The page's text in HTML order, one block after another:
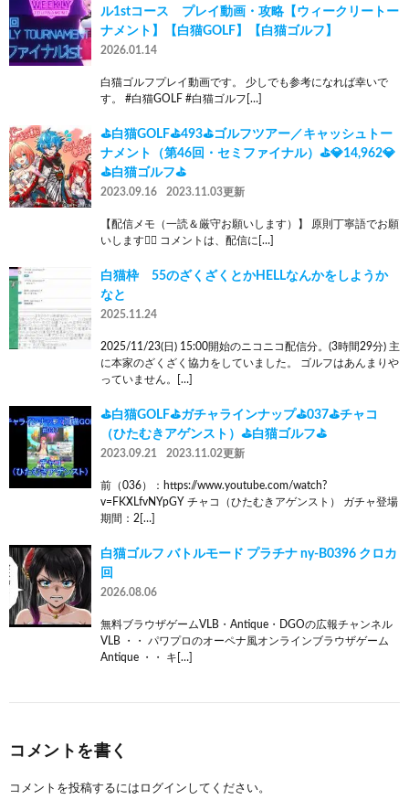
ル1stコース プレイ動画・攻略【ウィークリートー
ナメント】【白猫GOLF】【白猫ゴルフ】
2026.01.14
白猫ゴルフプレイ動画です。 少しでも参考になれば幸いで
す。 #白猫GOLF #白猫ゴルフ[…]
⛳白猫GOLF⛳493⛳ゴルフツアー／キャッシュトー
ナメント（第46回・セミファイナル）⛳💎14,962💎
⛳白猫ゴルフ⛳
2023.09.16 2023.11.03更新
【配信メモ（一読＆厳守お願いします）】 原則丁寧語でお願
いします🙇‍♂️ コメントは、配信に[…]
白猫枠 55のざくざくとかHELLなんかをしようか
なと
2025.11.24
2025/11/23(日) 15:00開始のニコニコ配信分。(3時間29分) 主
に本家のざくざく協力をしていました。 ゴルフはあんまりや
っていません。[…]
⛳白猫GOLF⛳ガチャラインナップ⛳037⛳チャコ
（ひたむきアゲンスト）⛳白猫ゴルフ⛳
2023.09.21 2023.11.02更新
前（036）：https://www.youtube.com/watch?
v=FKXLfvNYpGY チャコ（ひたむきアゲンスト） ガチャ登場
期間：2[…]
白猫ゴルフ バトルモード プラチナ ny-B0396 クロカ
回
2026.08.06
無料ブラウザゲームVLB・Antique・DGOの広報チャンネル
VLB ・・ パワプロのオーペナ風オンラインブラウザゲーム
Antique ・・ キ[…]
コメントを書く
コメントを投稿するには ログイン してください。